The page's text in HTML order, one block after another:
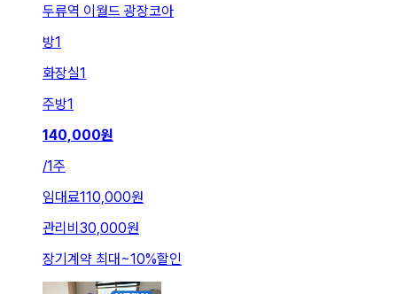
두류역 이월드 광장코아
방1
화장실1
주방1
140,000원
/1주
임대료110,000원
관리비 30,000원
장기계약 최대 ~10%할인